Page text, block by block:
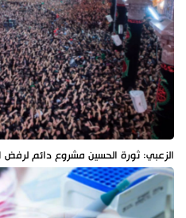
الزعبي: ثورة الحسين مشروع دائم لرفض